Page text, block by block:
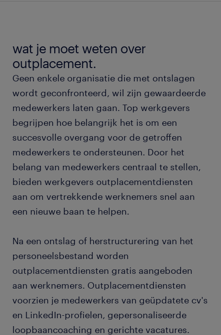
wanneer moeten we outplacementoplossingen
gebruiken?
hoe profiteren bedrijven van
outplacementdiensten?
hoe profiteert talent van outplacementdiensten?
wat kost een outplacementoplossing?
wat voor ROI kunnen we verwachten van
outplacementdiensten?
hoe selecteren we een outplacementoplossing?
leer meer over outplacement.
wat je moet weten over
outplacement.
Geen enkele organisatie die met ontslagen
wordt geconfronteerd, wil zijn gewaardeerde
medewerkers laten gaan. Top werkgevers
begrijpen hoe belangrijk het is om een
succesvolle overgang voor de getroffen
medewerkers te ondersteunen. Door het
belang van medewerkers centraal te stellen,
bieden werkgevers outplacementdiensten
aan om vertrekkende werknemers snel aan
een nieuwe baan te helpen.
Na een ontslag of herstructurering van het
personeelsbestand worden
outplacementdiensten gratis aangeboden
aan werknemers. Outplacementdiensten
voorzien je medewerkers van geüpdatete cv's
en LinkedIn-profielen, gepersonaliseerde
loopbaancoaching en gerichte vacatures.